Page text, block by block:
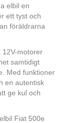
elbil en
ett tyst och
föräldrarna
12V-motorer
samtidigt
Med funktioner
en autentisk
ge kul och
Fiat 500e